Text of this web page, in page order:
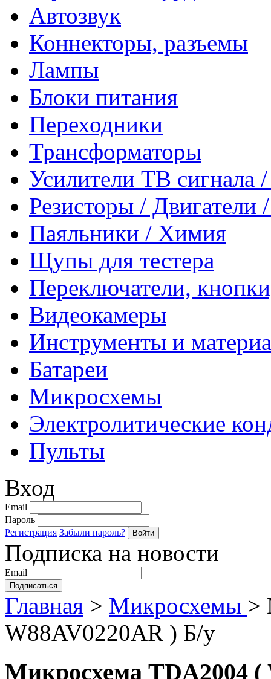
Автозвук
Коннекторы, разъемы
Лампы
Блоки питания
Переходники
Трансформаторы
Усилители ТВ сигнала
Резисторы /
Паяльники / Химия
Щупы для тестера
Переключатели,
Видеокамеры
Инструменты и
Батареи
Микросхемы
Электролитические
Пульты
Вход
Email
Пароль
Регистрация Забыли пароль?
Подписка на новости
Email
Главная > Микросхемы >
W88AV0220AR ) Б/у
Микросхема TDA2004 (